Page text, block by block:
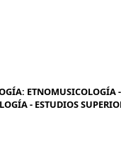
ETNOMUSICOLOGÍA
- ESTUDIOS